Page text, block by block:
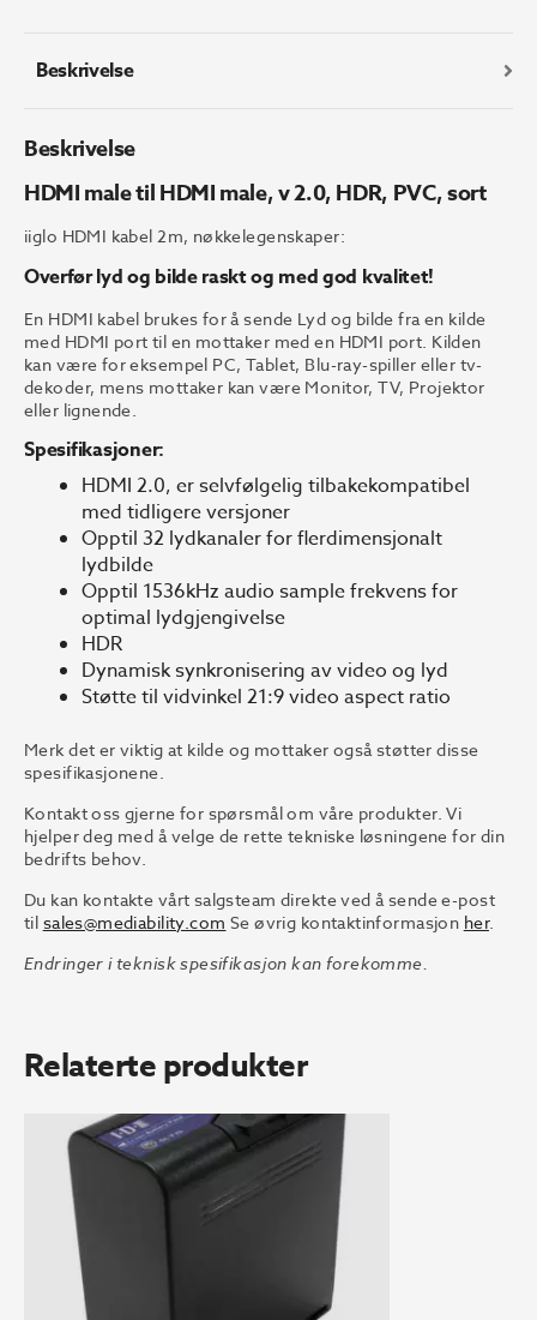
Beskrivelse
Beskrivelse
HDMI male til HDMI male, v 2.0, HDR, PVC, sort
iiglo HDMI kabel 2m, nøkkelegenskaper:
Overfør lyd og bilde raskt og med god kvalitet!
En HDMI kabel brukes for å sende Lyd og bilde fra en kilde
med HDMI port til en mottaker med en HDMI port. Kilden
kan være for eksempel PC, Tablet, Blu-ray-spiller eller tv-
dekoder, mens mottaker kan være Monitor, TV, Projektor
eller lignende.
Spesifikasjoner:
HDMI 2.0, er selvfølgelig tilbakekompatibel
med tidligere versjoner
Opptil 32 lydkanaler for flerdimensjonalt
lydbilde
Opptil 1536kHz audio sample frekvens for
optimal lydgjengivelse
HDR
Dynamisk synkronisering av video og lyd
Støtte til vidvinkel 21:9 video aspect ratio
Merk det er viktig at kilde og mottaker også støtter disse
spesifikasjonene.
Kontakt oss gjerne for spørsmål om våre produkter. Vi
hjelper deg med å velge de rette tekniske løsningene for din
bedrifts behov.
Du kan kontakte vårt salgsteam direkte ved å sende e-post
til sales@mediability.com Se øvrig kontaktinformasjon her.
Endringer i teknisk spesifikasjon kan forekomme.
Relaterte produkter